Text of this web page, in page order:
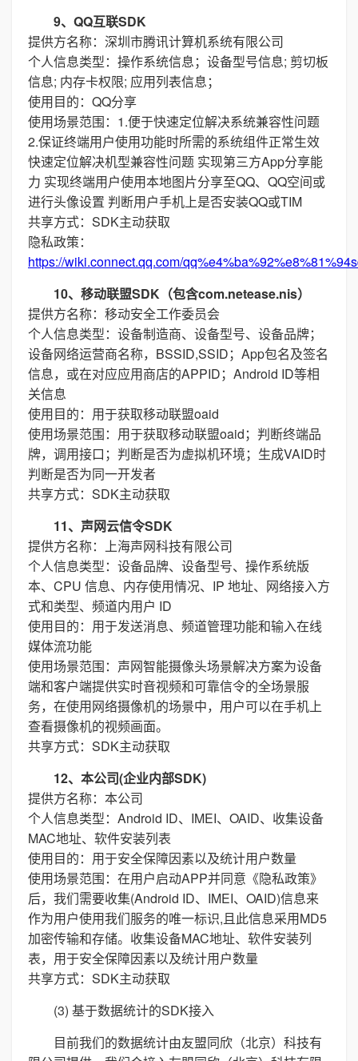
9、QQ互联SDK
提供方名称：深圳市腾讯计算机系统有限公司
个人信息类型：操作系统信息；设备型号信息; 剪切板
信息; 内存卡权限; 应用列表信息；
使用目的：QQ分享
使用场景范围：1.便于快速定位解决系统兼容性问题
2.保证终端用户使用功能时所需的系统组件正常生效
快速定位解决机型兼容性问题 实现第三方App分享能
力 实现终端用户使用本地图片分享至QQ、QQ空间或
进行头像设置 判断用户手机上是否安装QQ或TIM
共享方式：SDK主动获取
隐私政策：
https://wiki.connect.qq.com/
10、移动联盟SDK（包含com.netease.nis）
提供方名称：移动安全工作委员会
个人信息类型：设备制造商、设备型号、设备品牌；
设备网络运营商名称，BSSID,SSID；App包名及签名
信息，或在对应应用商店的APPID；Android ID等相
关信息
使用目的：用于获取移动联盟oaid
使用场景范围：用于获取移动联盟oaid；判断终端品
牌，调用接口；判断是否为虚拟机环境；生成VAID时
判断是否为同一开发者
共享方式：SDK主动获取
11、声网云信令SDK
提供方名称：上海声网科技有限公司
个人信息类型：设备品牌、设备型号、操作系统版
本、CPU 信息、内存使用情况、IP 地址、网络接入方
式和类型、频道内用户 ID
使用目的：用于发送消息、频道管理功能和输入在线
媒体流功能
使用场景范围：声网智能摄像头场景解决方案为设备
端和客户端提供实时音视频和可靠信令的全场景服
务，在使用网络摄像机的场景中，用户可以在手机上
查看摄像机的视频画面。
共享方式：SDK主动获取
12、本公司(企业内部SDK)
提供方名称：本公司
个人信息类型：Android ID、IMEI、OAID、收集设备
MAC地址、软件安装列表
使用目的：用于安全保障因素以及统计用户数量
使用场景范围：在用户启动APP并同意《隐私政策》
后，我们需要收集(Android ID、IMEI、OAID)信息来
作为用户使用我们服务的唯一标识,且此信息采用MD5
加密传输和存储。收集设备MAC地址、软件安装列
表，用于安全保障因素以及统计用户数量
共享方式：SDK主动获取
(3) 基于数据统计的SDK接入
目前我们的数据统计由友盟同欣（北京）科技有